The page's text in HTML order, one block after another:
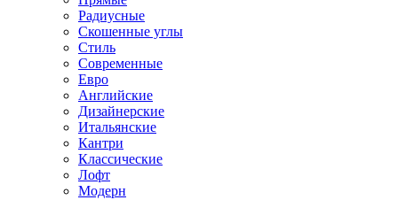
Радиусные
Скошенные углы
Стиль
Современные
Евро
Английские
Дизайнерские
Итальянские
Кантри
Классические
Лофт
Модерн